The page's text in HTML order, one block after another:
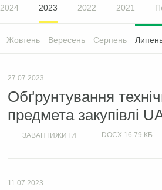
2024 2023 2022 2021
Жовтень Вересень Серпень
27.07.2023
Обґрунтування
предмета закупівлі
ЗАВАНТИЖИТИ DOCX 16.79 КБ
11.07.2023